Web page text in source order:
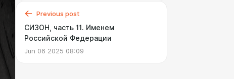
Previous post
СИЗОН, часть 11. Именем
Российской Федерации
Jun 06 2025 08:09